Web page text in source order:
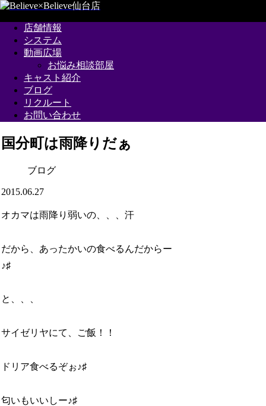
店舗情報
システム
動画広場
お悩み相談部屋
キャスト紹介
ブログ
リクルート
お問い合わせ
国分町は雨降りだぁ
ブログ
2015.06.27
オカマは雨降り弱いの、、、汗
だから、あったかいの食べるんだからー
♪♯
と、、、
サイゼリヤにて、ご飯！！
ドリア食べるぞぉ♪♯
匂いもいいしー♪♯